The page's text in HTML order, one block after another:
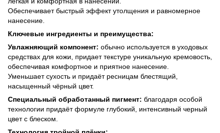
Обеспечивает быстрый эффект утолщения и равномерное
нанесение.
Ключевые ингредиенты и преимущества:
Увлажняющий компонент: обычно используется в уходовых
средствах для кожи, придает текстуре уникальную кремовость,
обеспечивая комфортное и приятное нанесение.
Уменьшает сухость и придаёт ресницам блестящий,
насыщенный чёрный цвет.
Специальный обработанный пигмент: благодаря особой
технологии придаёт формуле глубокий, интенсивный черный
цвет с блеском.